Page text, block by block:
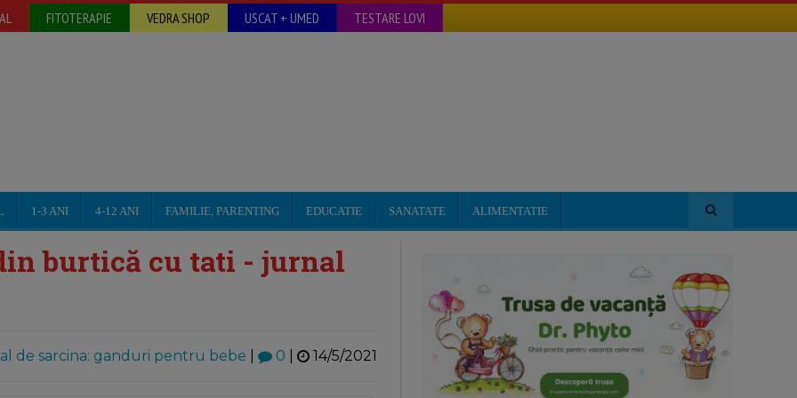
FITOTERAPIE VEDRA SHOP USCAT + UMED TESTARE LOVI
1-3 ANI 4-12 ANI FAMILIE, PARENTING EDUCATIE SANATATE ALIMENTATIE
burtică cu tati - jurnal
de sarcina: ganduri pentru bebe 0 14/5/2021